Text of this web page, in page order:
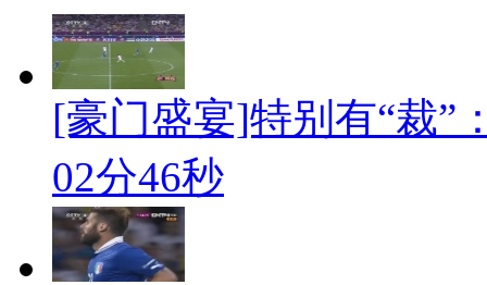
[豪门盛宴]特别有“裁”
02分46秒